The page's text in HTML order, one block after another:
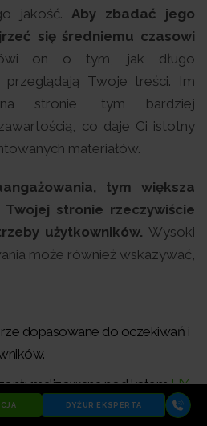
jakość. Aby zbadać jego
się średniemu czasowi
on o tym, jak długo
przeglądają Twoje treści. Im
stronie, tym bardziej
co daje Ci istotny
materiałów.
tym większa
stronie rzeczywiście
użytkowników. Wysoki
może również wskazywać,
dopasowane do oczekiwań i
pod kątemUX,
chętnie przeglądają
DYŻUR EKSPERTA